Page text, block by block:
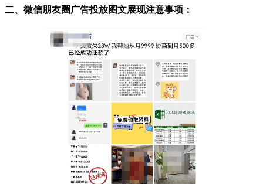
二、微信朋友圈广告投放图文展现注意事项：